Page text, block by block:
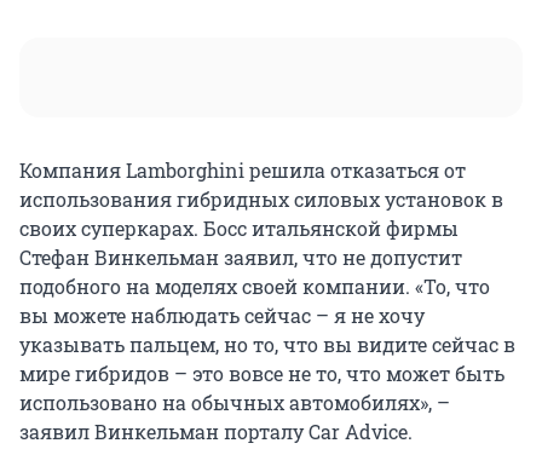
Компания Lamborghini решила отказаться от
использования гибридных силовых установок в
своих суперкарах. Босс итальянской фирмы
Стефан Винкельман заявил, что не допустит
подобного на моделях своей компании. «То, что
вы можете наблюдать сейчас – я не хочу
указывать пальцем, но то, что вы видите сейчас в
мире гибридов – это вовсе не то, что может быть
использовано на обычных автомобилях», –
заявил Винкельман порталу Car Advice.